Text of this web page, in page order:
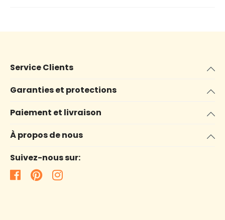
Service Clients
Garanties et protections
Paiement et livraison
À propos de nous
Suivez-nous sur: